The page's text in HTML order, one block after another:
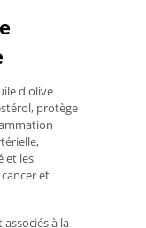
d'olive
protège
et les
et
à la